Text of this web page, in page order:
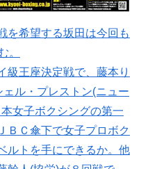
を希望する坂田は今回も
。
王座決定戦で、藤本り
ル・プレストン(ニュー
女子ボクシングの第一
ＢＣ傘下で女子プロボク
ルトを手にできるか。他